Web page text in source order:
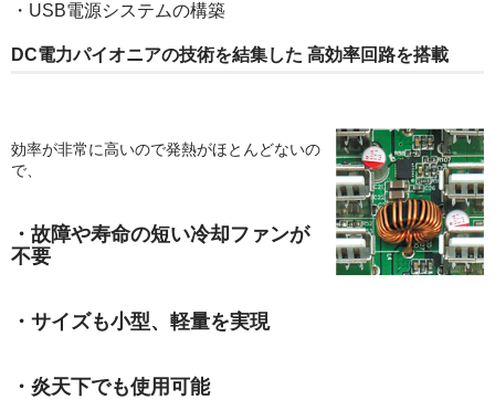
・USB電源システムの構築
DC電力パイオニアの技術を結集した 高効率回路を搭載
効率が非常に高いので発熱がほとんどないの
で、
・故障や寿命の短い冷却ファンが
不要
・サイズも小型、軽量を実現
・炎天下でも使用可能